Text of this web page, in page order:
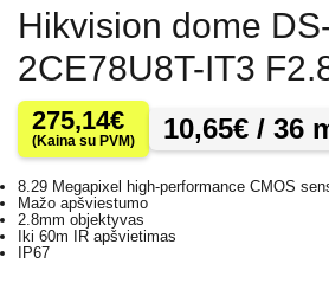
Hikvision dome
2CE78U8T-IT3
275,14€
(Kaina su PVM) 10,65€ / 36
8.29 Megapixel high-performance CMOS
Mažo apšviestumo
2.8mm objektyvas
Iki 60m IR apšvietimas
IP67